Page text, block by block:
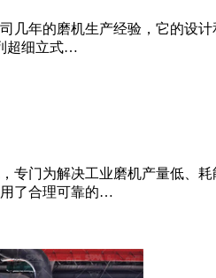
几年的磨机生产经验，它的设
超细立式…
专门为解决工业磨机产量低、
了合理可靠的…